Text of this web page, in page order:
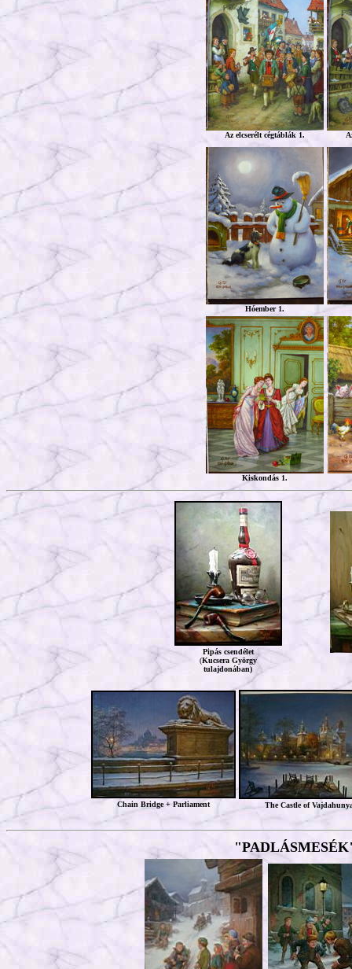
Az elcserélt cégtáblák 1.
Hóember 1.
Kiskondás 1.
Pipás csendélet
(Kucsera György
tulajdonában)
Chain Bridge + Parliament The Castle of